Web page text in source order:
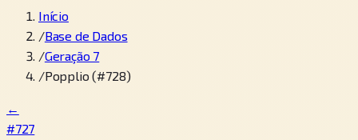
Início
/Base de Dados
/Geração 7
/Popplio (#728)
←
#727